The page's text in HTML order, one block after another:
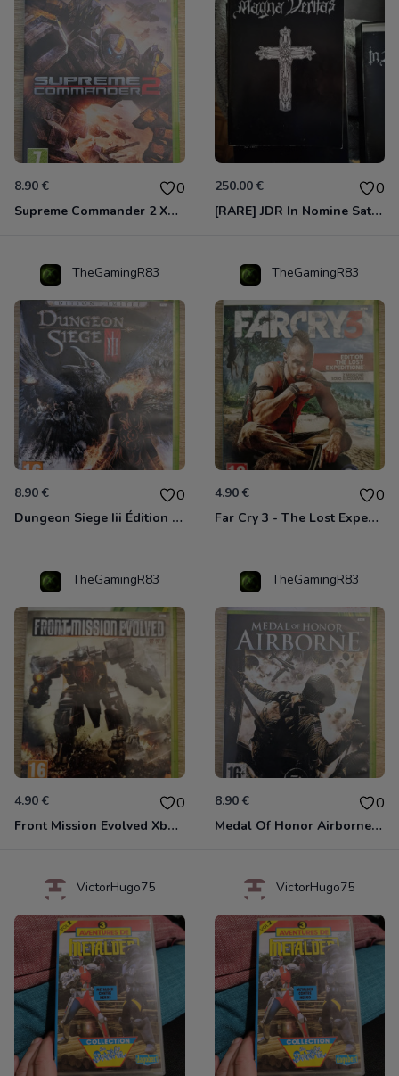
8.90 € 0
Supreme Commander 2 Xbox 360
250.00 € 0
[RARE] JDR In Nomine Satanis / Magna Veritas – 1ère Édition BOÎTE (DOS BLANC, 1989) - CROC / Siroz
TheGamingR83
8.90 € 0
Dungeon Siege Iii Édition Limitée - Vf Intégrale Xbox 360
TheGamingR83
4.90 € 0
Far Cry 3 - The Lost Expeditions - Edition Spéciale Xbox 360
TheGamingR83
4.90 € 0
Front Mission Evolved Xbox 360
TheGamingR83
8.90 € 0
Medal Of Honor Airborne Xbox 360
VictorHugo75 VictorHugo75